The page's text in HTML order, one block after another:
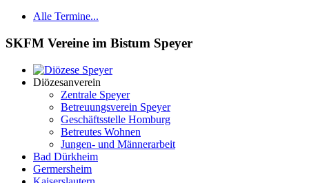
Alle Termine...
SKFM Vereine im Bistum Speyer
Diözesanverein
Zentrale Speyer
Betreuungsverein Speyer
Geschäftsstelle Homburg
Betreutes Wohnen
Jungen- und Männerarbeit
Bad Dürkheim
Germersheim